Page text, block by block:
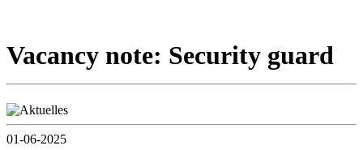
Vacancy note: Security guard
01-06-2025